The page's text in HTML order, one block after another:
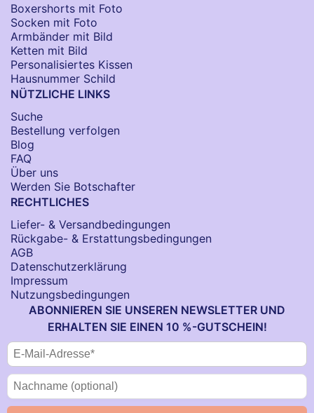
Boxershorts mit Foto
Socken​ mit Foto
Armbänder mit Bild​
Ketten mit Bild
Personalisiertes Kissen
Hausnummer Schild
NÜTZLICHE LINKS
Suche
Bestellung verfolgen
Blog
FAQ
Über uns
Werden Sie Botschafter
RECHTLICHES
Liefer- & Versandbedingungen
Rückgabe- & Erstattungsbedingungen
AGB
Datenschutzerklärung
Impressum
Nutzungsbedingungen
ABONNIEREN SIE UNSEREN NEWSLETTER UND
ERHALTEN SIE EINEN 10 %-GUTSCHEIN!